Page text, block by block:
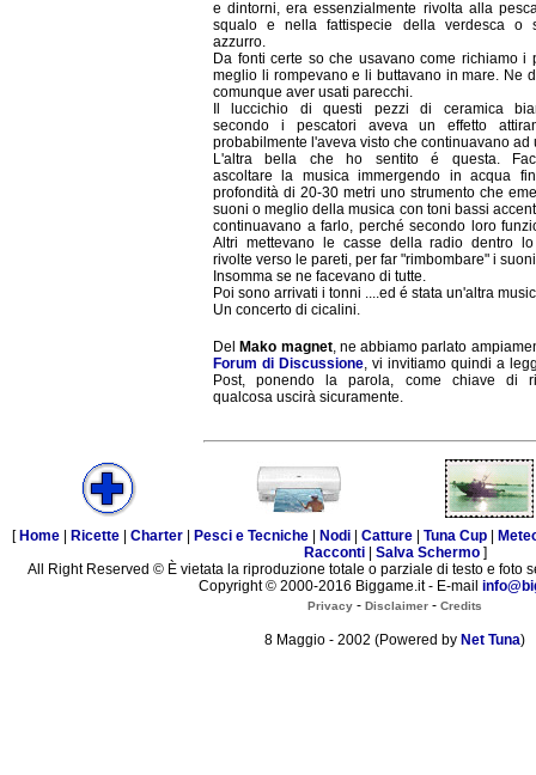
e dintorni, era essenzialmente rivolta alla
squalo e nella fattispecie della verdesca o
azzurro.
Da fonti certe so che usavano come richiamo i
meglio li rompevano e li buttavano in mare. Ne
comunque aver usati parecchi.
Il luccichio di questi pezzi di ceramica
secondo i pescatori aveva un effetto
probabilmente l'aveva visto che continuavano ad
L'altra bella che ho sentito é questa.
ascoltare la musica immergendo in acqua
profondità di 20-30 metri uno strumento che
suoni o meglio della musica con toni bassi
continuavano a farlo, perché secondo loro
Altri mettevano le casse della radio dentro
rivolte verso le pareti, per far "rimbombare" i
Insomma se ne facevano di tutte.
Poi sono arrivati i tonni ....ed é stata un'altra
Un concerto di cicalini.
Del Mako magnet, ne abbiamo parlato
Forum di Discussione, vi invitiamo quindi a
Post, ponendo la parola, come chiave di
qualcosa uscirà sicuramente.
[ Home Ricette Charter Pesci e Tecniche Nodi Catture Tuna Cup
Racconti| Salva Schermo]
All Right Reserved © È vietata la riproduzione totale o parziale di testo e foto
Copyright © 2000-2016 Biggame.it - E-mail
Privacy - Disclaimer - Credits
8 Maggio - 2002 (Powered by Net Tuna)